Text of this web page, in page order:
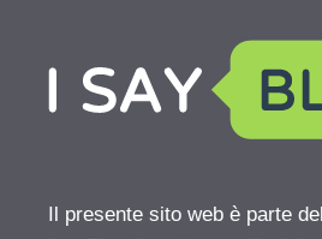
Il presente sito web è parte